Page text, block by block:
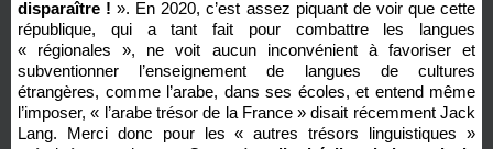
disparaître ! ». En 2020, c’est assez piquant de voir que cette
république, qui a tant fait pour combattre les langues
« régionales », ne voit aucun inconvénient à favoriser et
subventionner l’enseignement de langues de cultures
étrangères, comme l’arabe, dans ses écoles, et entend même
l’imposer, « l’arabe trésor de la France » disait récemment Jack
Lang. Merci donc pour les « autres trésors linguistiques »